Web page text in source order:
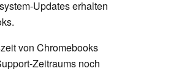
Updates erhalten
von Chromebooks
Zeitraums noch